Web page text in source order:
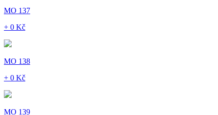
MO 137
+ 0 Kč
MO 138
+ 0 Kč
MO 139